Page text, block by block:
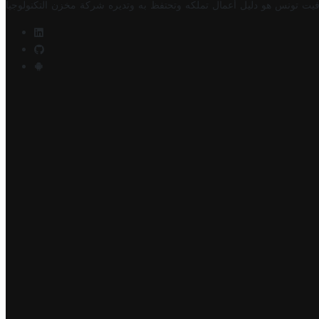
تونس هو دليل أعمال تملكه وتحتفظ به وتديره شركة مخزن التكنولوجيا